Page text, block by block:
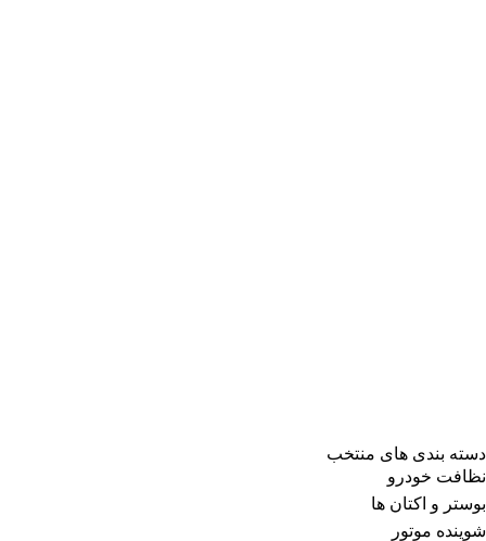
دسته بندی های منتخب
نظافت خودرو
بوستر و اکتان ها
شوینده موتور